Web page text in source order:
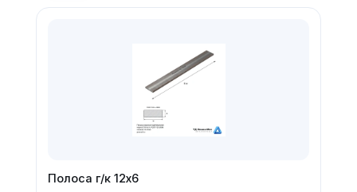
Полоса г/к 12х6